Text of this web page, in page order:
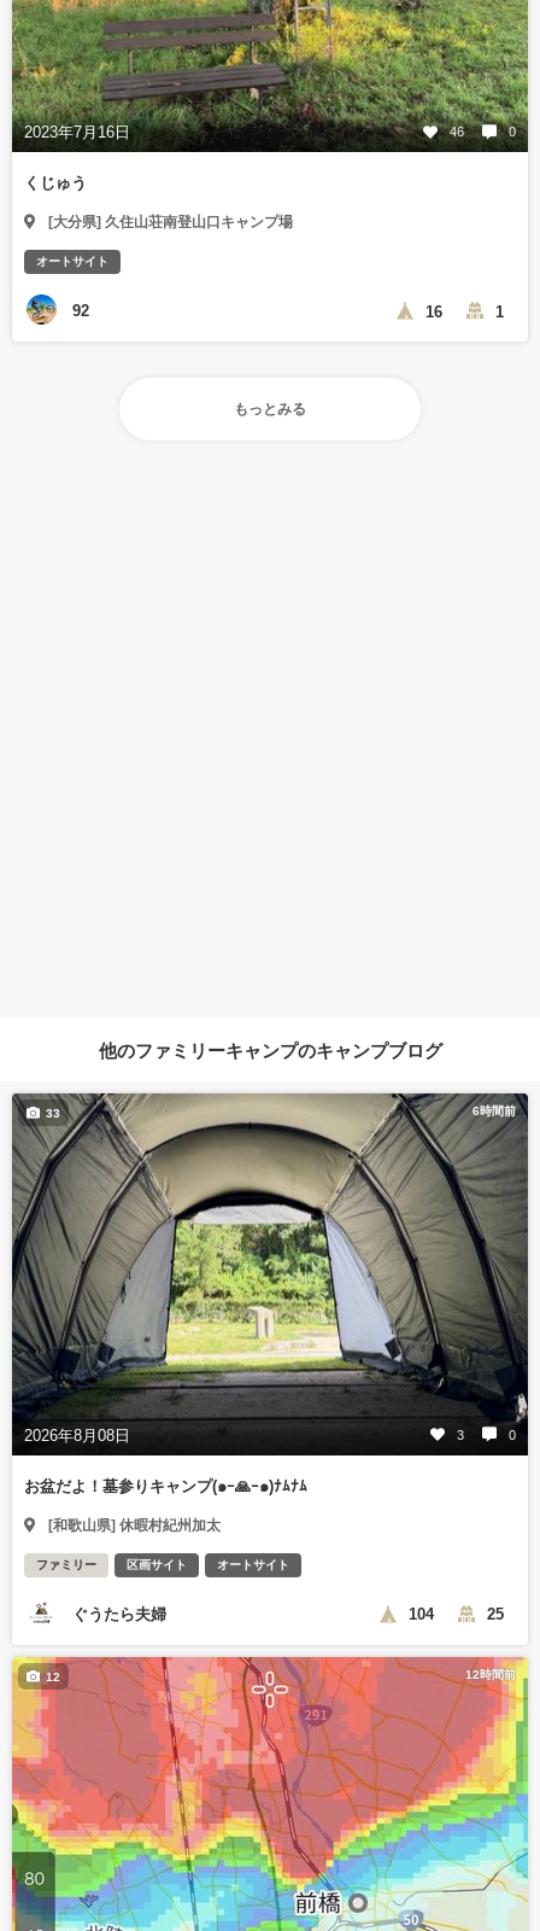
2023年7月16日 46 0
くじゅう
[大分県] 久住山荘南登山口キャンプ場
オートサイト
92 16 1
もっとみる
他のファミリーキャンプのキャンプブログ
6時間前
2026年8月08日 3 0
33
お盆だよ！墓参りキャンプ(๑ｰ🙏ｰ๑)ﾅﾑﾅﾑ
[和歌山県] 休暇村紀州加太
ファミリー 区画サイト オートサイト
ぐうたら夫婦 104 25
12時間前
12